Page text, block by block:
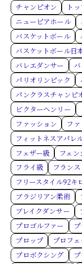
チャンピオン
ト
ニューピアホール
バスケットボール
バスケットボール日
バレエダンサー
パリオリンピック
パンクラスチャンピ
ビクターヘンリー
ファッション
フ
フィットネスアパレ
フェザー級
フェ
フライ級
フランス
フリースタイル92キ
ブラジリアン柔術
ブレイクダンサー
プロゴルファー
プロップ
プロフ
プロボクシング